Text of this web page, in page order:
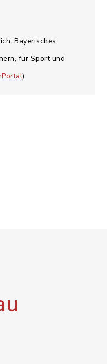
Bayerisches
für Sport und
)